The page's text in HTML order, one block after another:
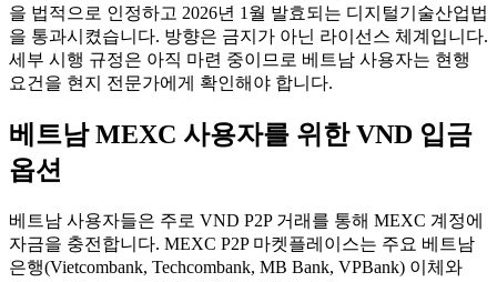
을 법적으로 인정하고 2026년 1월 발효되는 디지털기술산업법
을 통과시켰습니다. 방향은 금지가 아닌 라이선스 체계입니다.
세부 시행 규정은 아직 마련 중이므로 베트남 사용자는 현행
요건을 현지 전문가에게 확인해야 합니다.
베트남 MEXC 사용자를 위한 VND 입금
옵션
베트남 사용자들은 주로 VND P2P 거래를 통해 MEXC 계정에
자금을 충전합니다. MEXC P2P 마켓플레이스는 주요 베트남
은행(Vietcombank, Techcombank, MB Bank, VPBank) 이체와